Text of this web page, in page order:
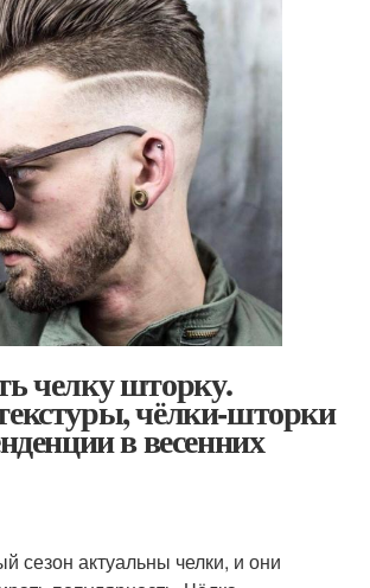
челку шторку.
чёлки-шторки
в весенних
сезон актуальны челки, и они